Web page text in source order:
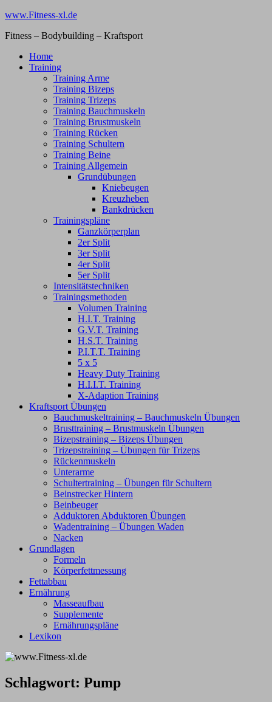
Zum
springen
www.Fitness-xl.de
Fitness – Bodybuilding – Kraftsport
Home
Training
Training Arme
Training Bizeps
Training Trizeps
Training Bauchmuskeln
Training Brustmuskeln
Training Rücken
Training Schultern
Training Beine
Training Allgemein
Grundübungen
Kniebeugen
Kreuzheben
Bankdrücken
Trainingspläne
Ganzkörperplan
2er Split
3er Split
4er Split
5er Split
Intensitätstechniken
Trainingsmethoden
Volumen Training
H.I.T. Training
G.V.T. Training
H.S.T. Training
P.I.T.T. Training
5 x 5
Heavy Duty Training
H.I.I.T. Training
X-Adaption Training
Kraftsport Übungen
Bauchmuskeltraining – Bauchmuskeln Übungen
Brusttraining – Brustmuskeln Übungen
Bizepstraining – Bizeps Übungen
Trizepstraining – Übungen für Trizeps
Rückenmuskeln
Unterarme
Schultertraining – Übungen für Schultern
Beinstrecker Hintern
Beinbeuger
Adduktoren Abduktoren Übungen
Wadentraining – Übungen Waden
Nacken
Grundlagen
Formeln
Körperfettmessung
Fettabbau
Ernährung
Masseaufbau
Supplemente
Ernährungspläne
Lexikon
Schlagwort: Pump